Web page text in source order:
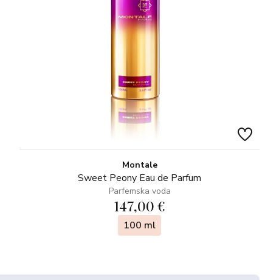
Montale
Sweet Peony Eau de Parfum
Parfemska voda
147,00 €
100 ml